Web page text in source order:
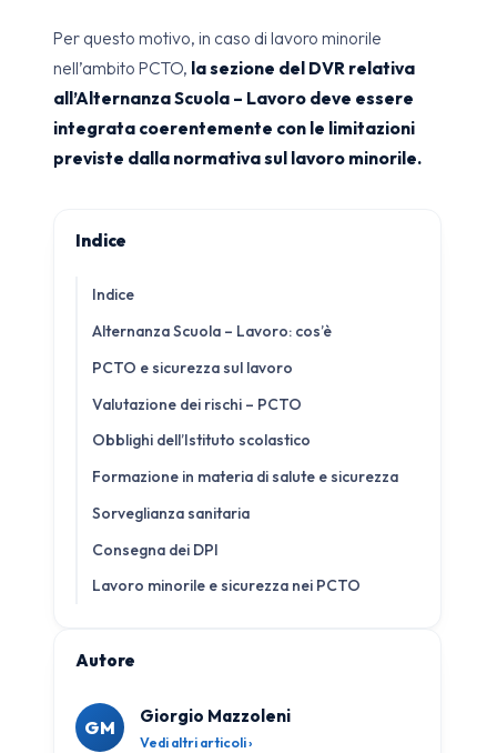
Per questo motivo, in caso di lavoro minorile
nell’ambito PCTO, la sezione del DVR relativa
all’Alternanza Scuola – Lavoro deve essere
integrata coerentemente con le limitazioni
previste dalla normativa sul lavoro minorile.
Indice
Indice
Alternanza Scuola – Lavoro: cos’è
PCTO e sicurezza sul lavoro
Valutazione dei rischi – PCTO
Obblighi dell’Istituto scolastico
Formazione in materia di salute e sicurezza
Sorveglianza sanitaria
Consegna dei DPI
Lavoro minorile e sicurezza nei PCTO
Autore
GM
Giorgio Mazzoleni
Vedi altri articoli ›